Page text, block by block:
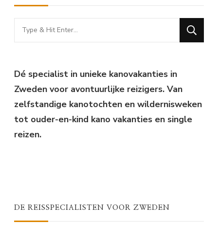
Looking
for
Dé specialist in unieke kanovakanties in
Zweden voor avontuurlijke reizigers. Van
zelfstandige kanotochten en wildernisweken
tot ouder-en-kind kano vakanties en single
reizen.
DE REISSPECIALISTEN VOOR ZWEDEN